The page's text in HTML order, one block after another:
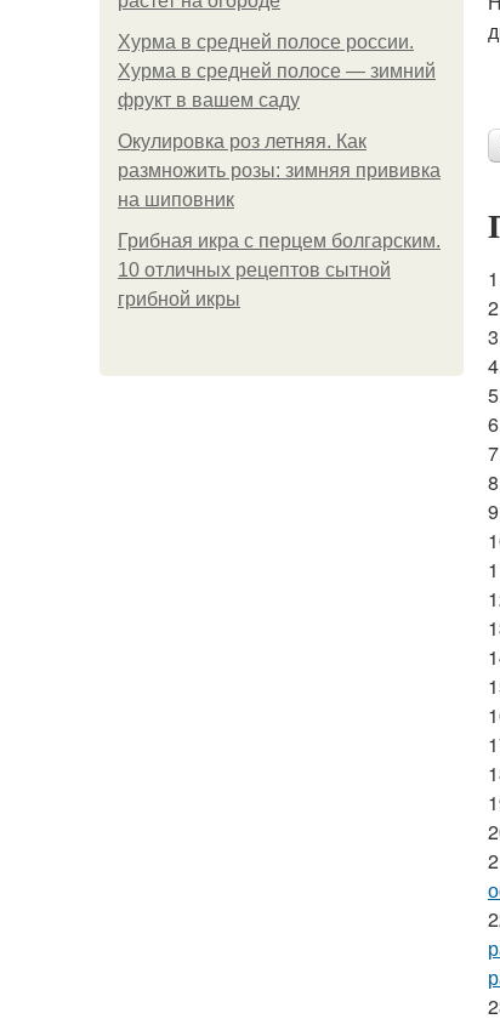
Хурма в средней полосе россии.
Хурма в средней полосе — зимний
фрукт в вашем саду
Окулировка роз летняя. Как
размножить розы: зимняя прививка
на шиповник
Грибная икра с перцем болгарским.
10 отличных рецептов сытной
грибной икры